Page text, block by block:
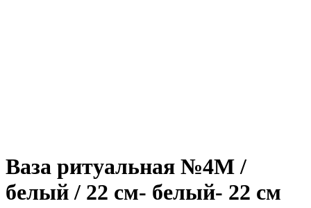
Ваза ритуальная №4М /
белый / 22 см- белый- 22 см